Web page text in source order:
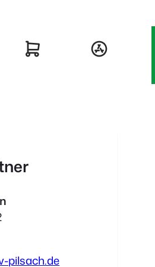
pilsach.de